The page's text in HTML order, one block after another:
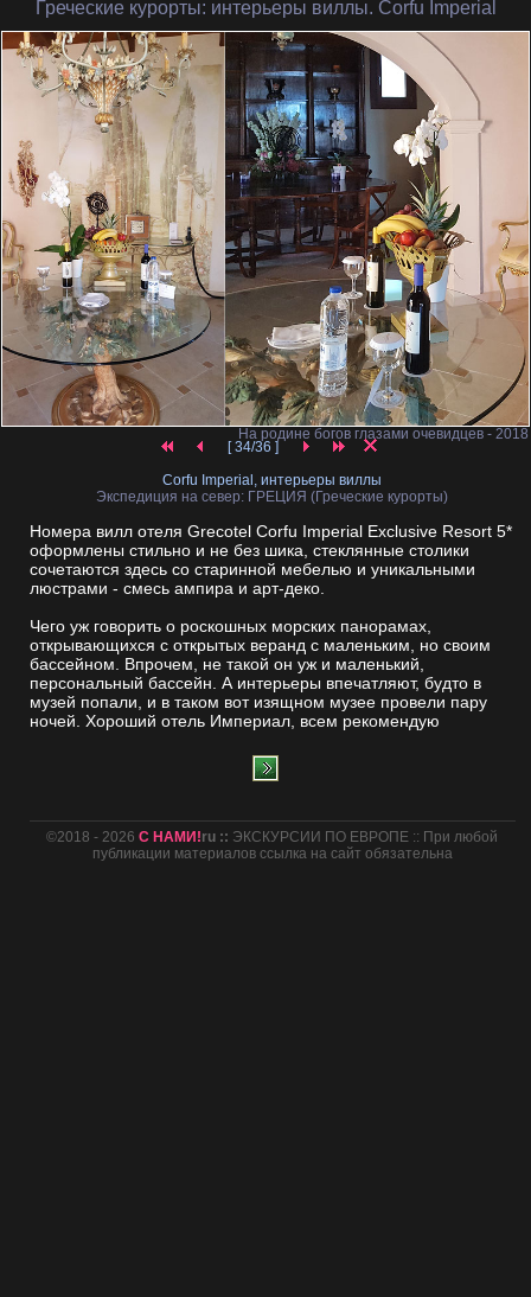
Греческие курорты: интерьеры виллы. Corfu Imperial
На родине богов глазами очевидцев - 2018
[ 34/36 ]
Corfu Imperial, интерьеры виллы
Экспедиция на север: ГРЕЦИЯ (Греческие курорты)
Номера вилл отеля Grecotel Corfu Imperial Exclusive Resort 5*
оформлены стильно и не без шика, стеклянные столики
сочетаются здесь со старинной мебелью и уникальными
люстрами - смесь ампира и арт-деко.
Чего уж говорить о роскошных морских панорамах,
открывающихся с открытых веранд с маленьким, но своим
бассейном. Впрочем, не такой он уж и маленький,
персональный бассейн. А интерьеры впечатляют, будто в
музей попали, и в таком вот изящном музее провели пару
ночей. Хороший отель Империал, всем рекомендую
©2018 - 2026С НАМИ!ru :: ЭКСКУРСИИ ПО ЕВРОПЕ :: При любой
публикации материалов ссылка на сайт обязательна